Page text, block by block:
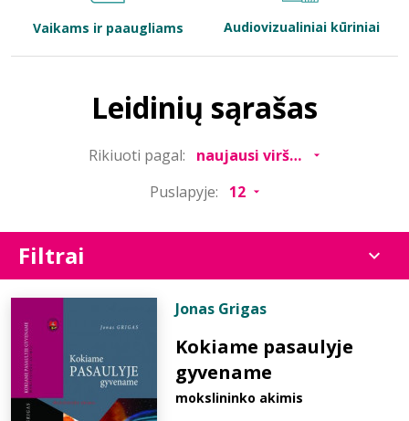
Bibliotekoms
Vaikams ir paaugliams Audiovizualiniai kūriniai
Leidinių sąrašas
Rikiuoti pagal:
Puslapyje:
Filtrai
Jonas Grigas
Kokiame pasaulyje
gyvename
mokslininko akimis